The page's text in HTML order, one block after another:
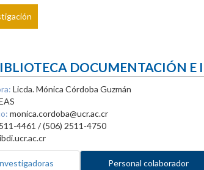
Investigador
DOCUMENTACIÓN E
Licda. Mónica Córdoba Guzmán
monica.cordoba@ucr.ac.cr
4461 / (506) 2511-4750
Personal colaborador